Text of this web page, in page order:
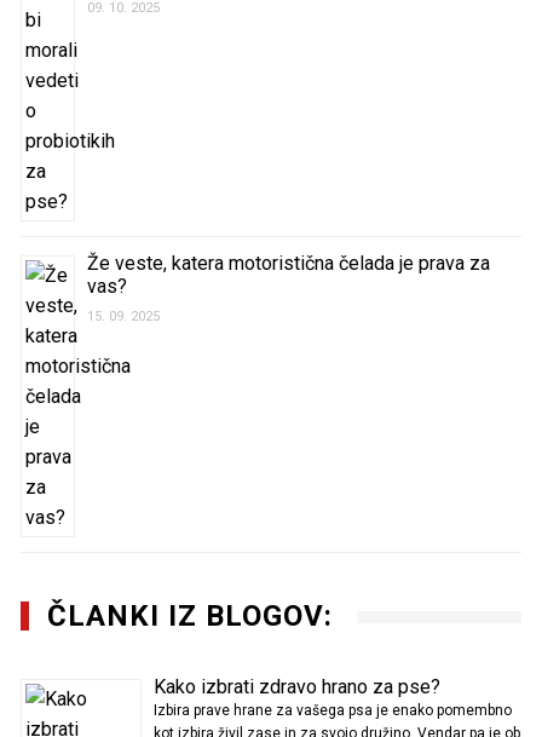
09. 10. 2025
Že veste, katera motoristična čelada je prava za
vas?
15. 09. 2025
ČLANKI IZ BLOGOV:
Kako izbrati zdravo hrano za pse?
Izbira prave hrane za vašega psa je enako pomembno
kot izbira živil zase in za svojo družino. Vendar pa je ob